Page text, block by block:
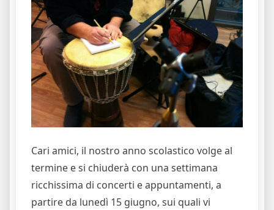
Cari amici, il nostro anno scolastico volge al
termine e si chiuderà con una settimana
ricchissima di concerti e appuntamenti, a
partire da lunedì 15 giugno, sui quali vi